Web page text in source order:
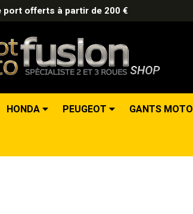
port offerts à partir de 200 €
HONDA PEUGEOT GANTS MOTO